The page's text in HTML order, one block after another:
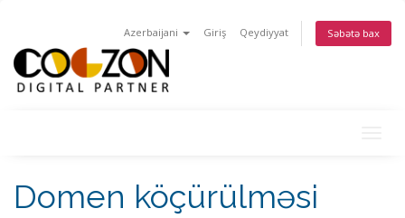
Azerbaijani Giriş Qeydiyyat Səbətə bax
Domen köçürülməsi